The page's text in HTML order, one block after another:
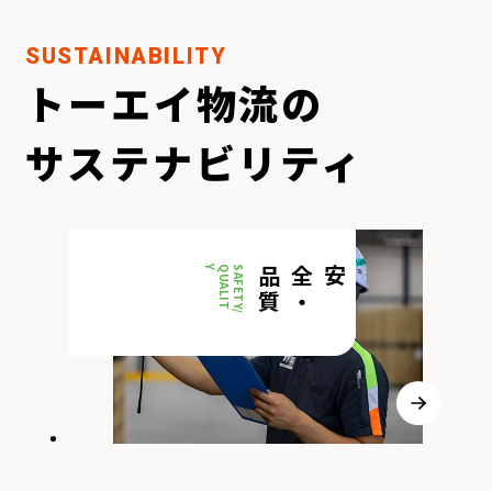
SUSTAINABILITY
トーエイ物流の
サステナビリティ
S
A
F
E
T
Y
/
Q
U
A
L
I
T
Y 安全
・
品
質